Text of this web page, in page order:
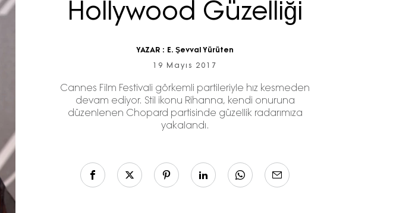
Hollywood Güzelliği
YAZAR : E. Şevval Yürüten
19 Mayıs 2017
Cannes Film Festivali görkemli partileriyle hız kesmeden
devam ediyor. Stil ikonu Rihanna, kendi onuruna
düzenlenen Chopard partisinde güzellik radarımıza
yakalandı.